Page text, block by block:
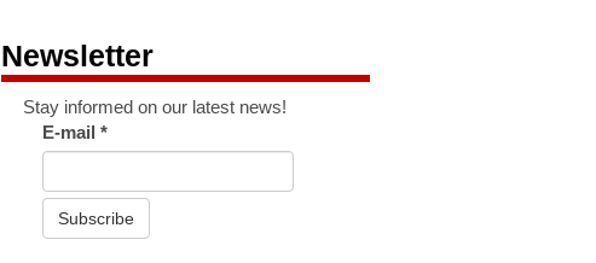
Newsletter
Stay informed on our latest news!
E-mail*
Subscribe